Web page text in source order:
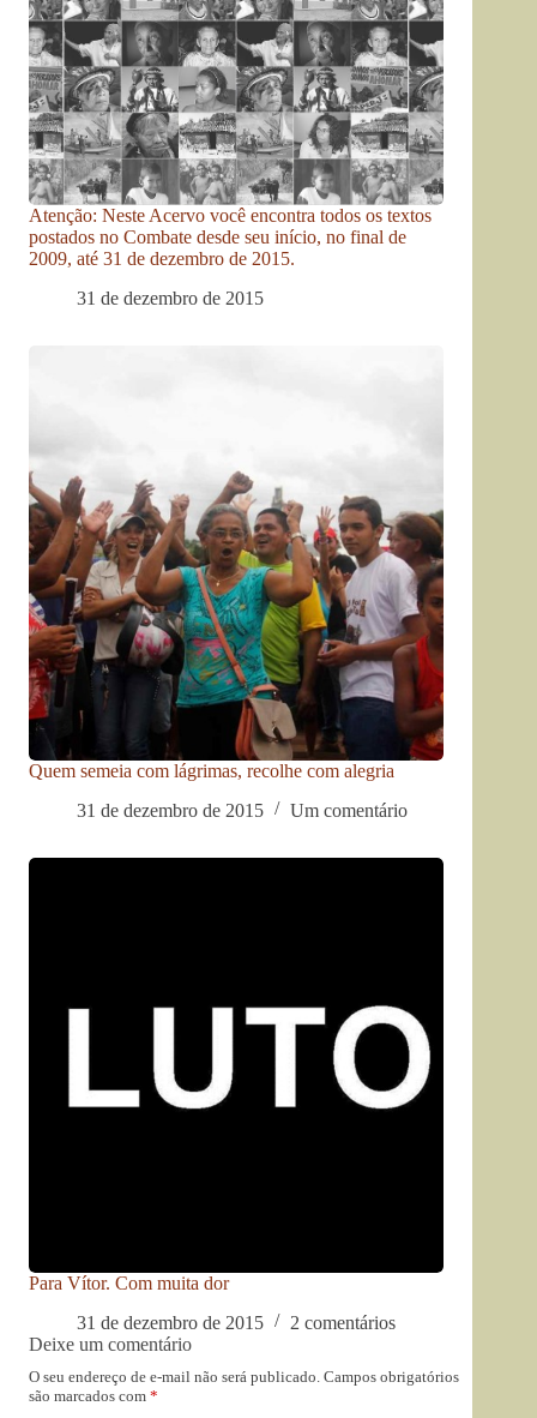
Atenção: Neste Acervo você encontra todos os textos
postados no Combate desde seu início, no final de
2009, até 31 de dezembro de 2015.
31 de dezembro de 2015
Quem semeia com lágrimas, recolhe com alegria
31 de dezembro de 2015
Um comentário
Para Vítor. Com muita dor
31 de dezembro de 2015
2 comentários
Deixe um comentário
O seu endereço de e-mail não será publicado. Campos obrigatórios
são marcados com *